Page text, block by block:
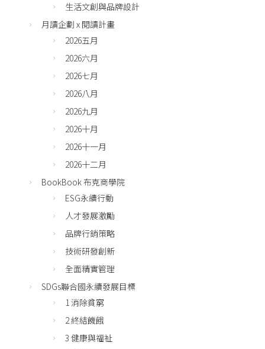
生活文創與品牌設計
月讀企劃 x 閱讀計畫
2026五月
2026六月
2026七月
2026八月
2026九月
2026十月
2026十一月
2026十二月
BookBook 布克商學院
ESG永續行動
人才發展激勵
品牌行銷策略
技術研發創新
全面精實管理
SDGs聯合國永續發展目標
1 消除貧窮
2 終結饑餓
3 健康與福祉